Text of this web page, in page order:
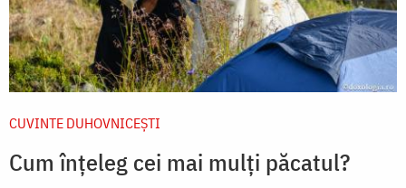
CUVINTE DUHOVNICEȘTI
Cum înțeleg cei mai mulți păcatul?